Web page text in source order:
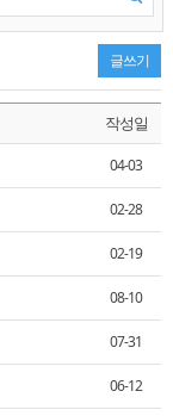
글쓰기
작성일
04-03
02-28
02-19
08-10
07-31
06-12